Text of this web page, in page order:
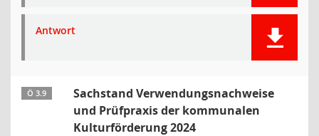
Antwort
Ö 3.9
Sachstand Verwendungsnachweise
und Prüfpraxis der kommunalen
Kulturförderung 2024